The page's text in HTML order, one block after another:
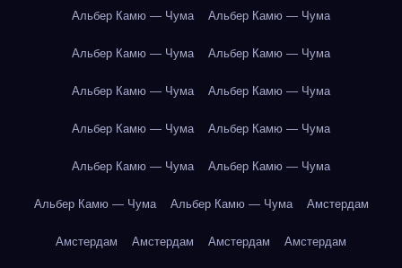
Альбер Камю — Чума Альбер Камю — Чума
Альбер Камю — Чума Альбер Камю — Чума
Альбер Камю — Чума Альбер Камю — Чума
Альбер Камю — Чума Альбер Камю — Чума
Альбер Камю — Чума Альбер Камю — Чума
Альбер Камю — Чума Альбер Камю — Чума Амстердам
Амстердам Амстердам Амстердам Амстердам